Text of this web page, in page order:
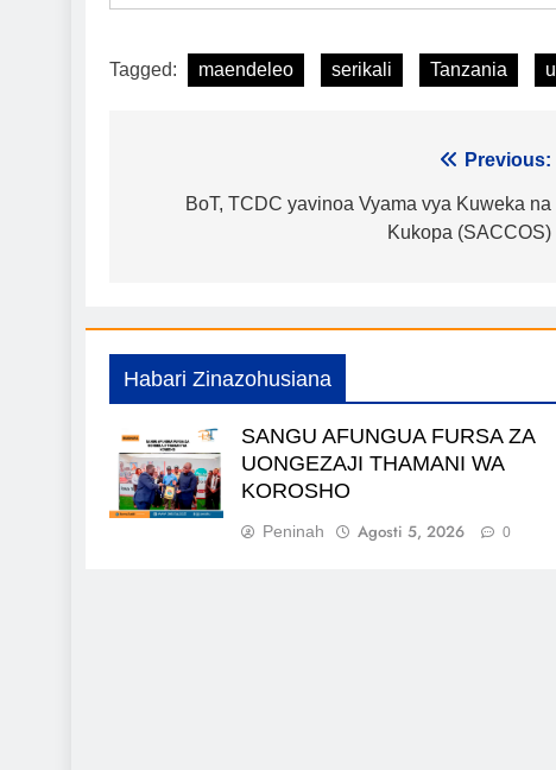
Tagged: maendeleo serikali Tanzania
Previous:
BoT, TCDC yavinoa Vyama vya Kuweka na
Kukopa (SACCOS)
Habari Zinazohusiana
SANGU AFUNGUA FURSA ZA
UONGEZAJI THAMANI WA
KOROSHO
Peninah Agosti 5, 2026 0